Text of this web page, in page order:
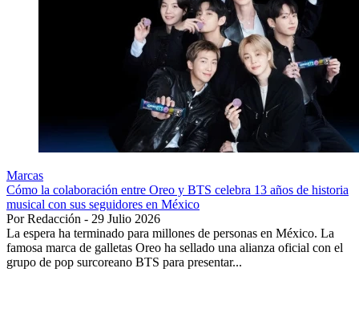
Marcas
Cómo la colaboración entre Oreo y BTS celebra 13 años de historia
musical con sus seguidores en México
Por Redacción - 29 Julio 2026
La espera ha terminado para millones de personas en México. La
famosa marca de galletas Oreo ha sellado una alianza oficial con el
grupo de pop surcoreano BTS para presentar...